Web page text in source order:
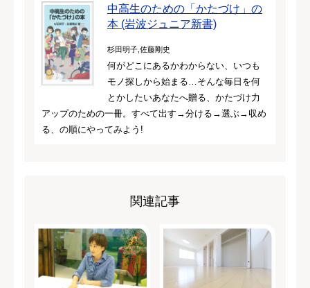
中高生のための「かたづけ」の
本 (岩波ジュニア新書)
杉田明子,佐藤剛史
何がどこにあるかわからない、いつも
モノ探しから始まる…そんな毎日を何
とかしたいあなたへ贈る、かたづけ力
アップのための一冊。すべて出す→分ける→選ぶ→収め
る、の順にやってみよう!
関連記事